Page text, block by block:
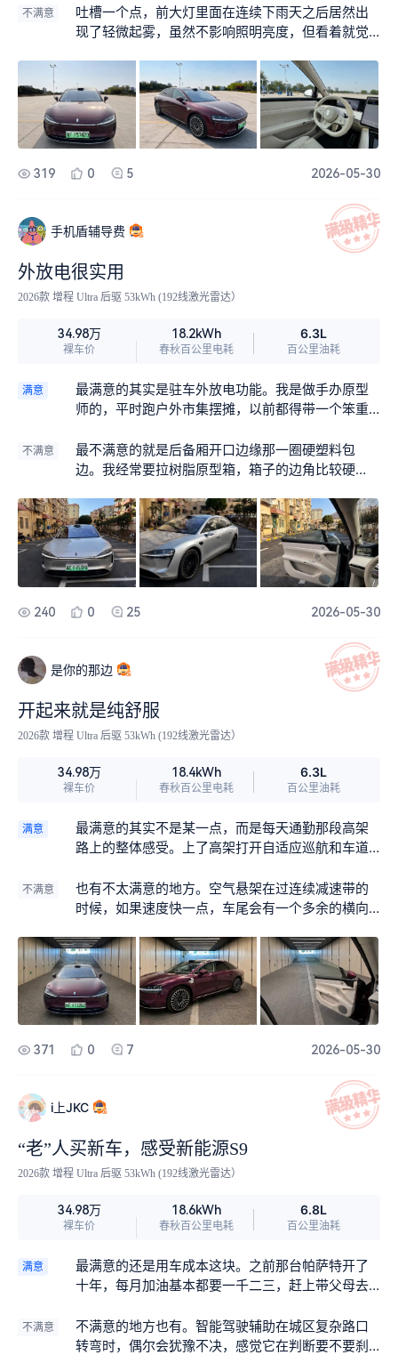
打开吸顶屏随便放个电影，再把座椅通风和按摩打
开，眯了半小时。醒过来那感觉，比喝三杯咖啡都
途，中午只能趴方向盘上或者去服务区躺椅子，根
本没这种待遇。这一下就觉得这钱花得值。
不满意
吐槽一个点，前大灯里面在连续下雨天之后居然出
现了轻微起雾，虽然不影响照明亮度，但看着就觉
洗车时发现灯罩里有点雾气，心里多少有点膈应。
毕竟有时候开这台车去见客户，停好车下来，大灯
起雾总显得不够精致，像是没打理好似的。希望只
是个别批次的问题吧。
319 0 5 2026-05-30
手机盾辅导费
外放电很实用
2026款 增程 Ultra 后驱 53kWh (192线激光雷达）
34.98万
裸车价
18.2kWh
春秋百公里电耗
6.3L
百公里油耗
满意
最满意的其实是驻车外放电功能。我是做手办原型
师的，平时跑户外市集摆摊，以前都得带一个笨重
厢空间。换了这台车之后，直接插上放电枪就行
了，功率也够稳，热风枪开到最大档也没掉过链
充电桩又是一条好汉。说实话，这个功能对我来说
比什么大屏幕都实用，完全替代了以前那套累赘设
备。
不满意
最不满意的就是后备厢开口边缘那一圈硬塑料包
边。我经常要拉树脂原型箱，箱子的边角比较硬
留下两道浅痕。虽然不仔细看看不出来，但毕竟新
车，心里还是有点心疼。如果能改成软性材质或者
加个金属护条，会好很多。
240 0 25 2026-05-30
是你的那边
开起来就是纯舒服
2026款 增程 Ultra 后驱 53kWh (192线激光雷达）
34.98万
裸车价
18.4kWh
春秋百公里电耗
6.3L
百公里油耗
满意
最满意的其实不是某一点，而是每天通勤那段高架
路上的整体感受。上了高架打开自适应巡航和车道
有细碎的接缝、小颠簸全都抹平了。我习惯放点古
典音乐，柴可夫斯基的弦乐一响，整个人就像坐在
动，二十分钟的路程开下来，精神比坐地铁还放
松。说实话，这车就是为这种事买的——纯图舒
服。
不满意
也有不太满意的地方。空气悬架在过连续减速带的
时候，如果速度快一点，车尾会有一个多余的横向
车，按理说这级别应该能做到很厚重很沉稳的质
感，但享界S9在这点上跟我想象的豪华感还是有落
差。
371 0 7 2026-05-30
i上JKC
“老”人买新车，感受新能源S9
2026款 增程 Ultra 后驱 53kWh (192线激光雷达）
34.98万
裸车价
18.6kWh
春秋百公里电耗
6.8L
百公里油耗
满意
最满意的还是用车成本这块。之前那台帕萨特开了
十年，每月加油基本都要一千二三，赶上带父母去
下班来回三十多公里，全靠纯电跑，一周充一次电
就够了，基本感觉不到油耗。周末带父母周边转
不满意
不满意的地方也有。智能驾驶辅助在城区复杂路口
转弯时，偶尔会犹豫不决，感觉它在判断要不要刹